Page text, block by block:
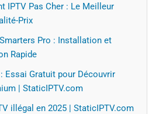
IPTV Pas Cher : Le Meilleur
Prix
Pro : Installation et
Rapide
Essai Gratuit pour Découvrir
| StaticIPTV.com
illégal en 2025 | StaticIPTV.com